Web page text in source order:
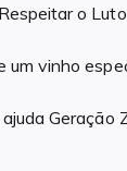
o Luto
um vinho
Geração